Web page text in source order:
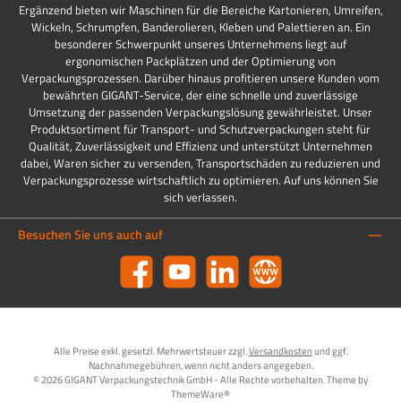
Ergänzend bieten wir Maschinen für die Bereiche Kartonieren, Umreifen,
Wickeln, Schrumpfen, Banderolieren, Kleben und Palettieren an. Ein
besonderer Schwerpunkt unseres Unternehmens liegt auf
ergonomischen Packplätzen und der Optimierung von
Verpackungsprozessen. Darüber hinaus profitieren unsere Kunden vom
bewährten GIGANT-Service, der eine schnelle und zuverlässige
Umsetzung der passenden Verpackungslösung gewährleistet. Unser
Produktsortiment für Transport- und Schutzverpackungen steht für
Qualität, Zuverlässigkeit und Effizienz und unterstützt Unternehmen
dabei, Waren sicher zu versenden, Transportschäden zu reduzieren und
Verpackungsprozesse wirtschaftlich zu optimieren. Auf uns können Sie
sich verlassen.
Besuchen Sie uns auch auf
Facebook YouTube LinkedIn Website
Alle Preise exkl. gesetzl. Mehrwertsteuer zzgl.Versandkostenund ggf.
Nachnahmegebühren, wenn nicht anders angegeben.
© 2026 GIGANT Verpackungstechnik GmbH - Alle Rechte vorbehalten. Theme by
ThemeWare®